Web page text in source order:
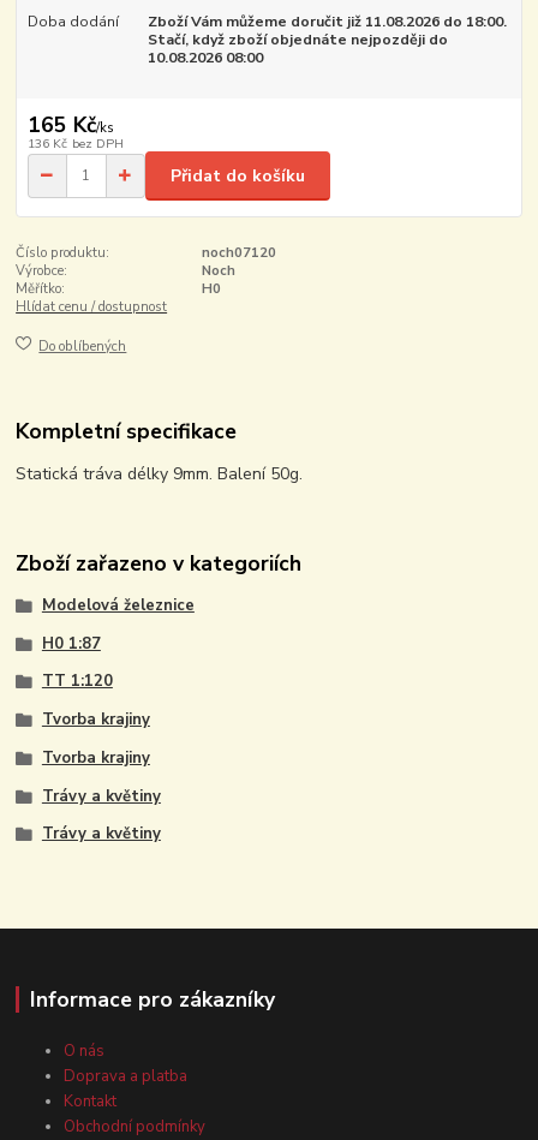
Doba dodání
Zboží Vám můžeme doručit již 11.08.2026 do 18:00.
Stačí, když zboží objednáte nejpozději do
10.08.2026 08:00
165 Kč/ks
136 Kč bez DPH
Přidat do košíku
Číslo produktu:
noch07120
Výrobce:
Noch
Měřítko:
H0
Hlídat cenu / dostupnost
Do oblíbených
Kompletní specifikace
Statická tráva délky 9mm. Balení 50g.
Zboží zařazeno v kategoriích
Modelová železnice
H0 1:87
TT 1:120
Tvorba krajiny
Tvorba krajiny
Trávy a květiny
Trávy a květiny
Informace pro zákazníky
O nás
Doprava a platba
Kontakt
Obchodní podmínky